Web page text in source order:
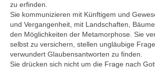
zu erfinden.
Sie kommunizieren mit Künftigem und
und Vergangenheit, mit Landschaften,
den Möglichkeiten der Metamorphose. Sie
selbst zu versichern, stellen ungläubige
verwundert Glaubensantworten zu finden.
Sie drücken sich nicht um die Frage nach